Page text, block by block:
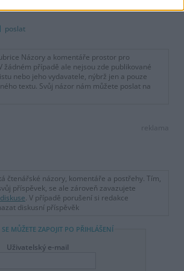
poslat
Názory a komentáře prostor pro
žádném případě ale nejsou zde publikované
nebo jeho vydavatele, nýbrž jen a pouze
textu. Svůj názor nám můžete poslat na
reklama
čtenářské názory, komentáře a postřehy. Tím,
příspěvek, se ale zároveň zavazujete
. V případě porušení si redakce
diskusní příspěvěk
MŮŽETE ZAPOJIT PO PŘIHLÁŠENÍ
Uživatelský e-mail